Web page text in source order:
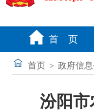
首 页
首页 > 政府信
汾阳市